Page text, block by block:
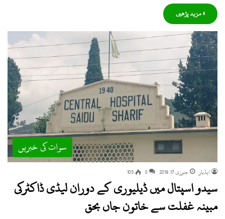
» مزید پڑھیں
سوات کی خبریں
ایڈیٹر جنوری 17, 2019 0
105
سیدو اسپتال میں ڈیلیوری کے دوران لیڈی ڈاکٹرکی
مبینہ غفلت سے خاتون جاں بحق